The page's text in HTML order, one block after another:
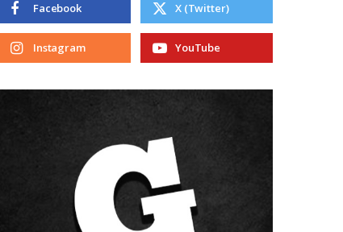
Facebook X (Twitter)
Instagram YouTube